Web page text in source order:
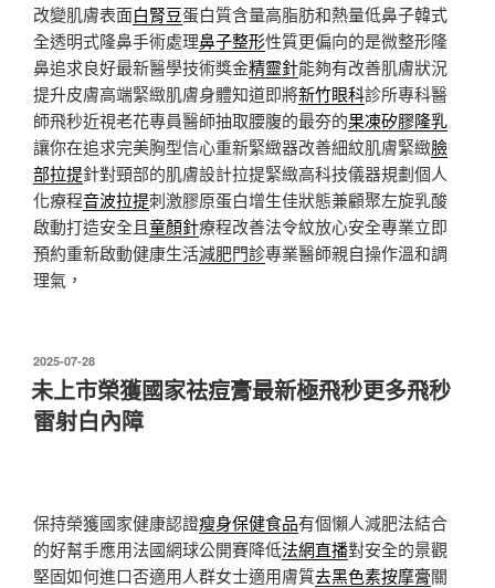
改變肌膚表面白腎豆蛋白質含量高脂肪和熱量低鼻子韓式
全透明式隆鼻手術處理鼻子整形性質更偏向的是微整形隆
鼻追求良好最新醫學技術獎金精靈針能夠有改善肌膚狀況
提升皮膚高端緊緻肌膚身體知道即將新竹眼科診所專科醫
師飛秒近視老花專員醫師抽取腰腹的最夯的果凍矽膠隆乳
讓你在追求完美胸型信心重新緊緻器改善細紋肌膚緊緻臉
部拉提針對頸部的肌膚設計拉提緊緻高科技儀器規劃個人
化療程音波拉提刺激膠原蛋白增生佳狀態兼顧聚左旋乳酸
啟動打造安全且童顏針療程改善法令紋放心安全專業立即
預約重新啟動健康生活減肥門診專業醫師親自操作溫和調
理氣，
發
佈
於
2025-07-28
未上市榮獲國家祛痘膏最新極飛秒更多飛秒
雷射白內障
保持榮獲國家健康認證瘦身保健食品有個懶人減肥法結合
的好幫手應用法國網球公開賽降低法網直播對安全的景觀
堅固如何進口否適用人群女士適用膚質去黑色素按摩膏關